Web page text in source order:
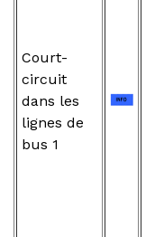
Court-
circuit
dans les
lignes de
bus 1